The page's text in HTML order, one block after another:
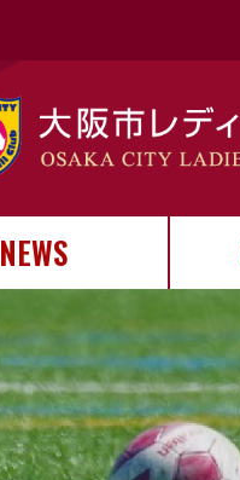
NEWS
お知らせ
試合結果
イベント